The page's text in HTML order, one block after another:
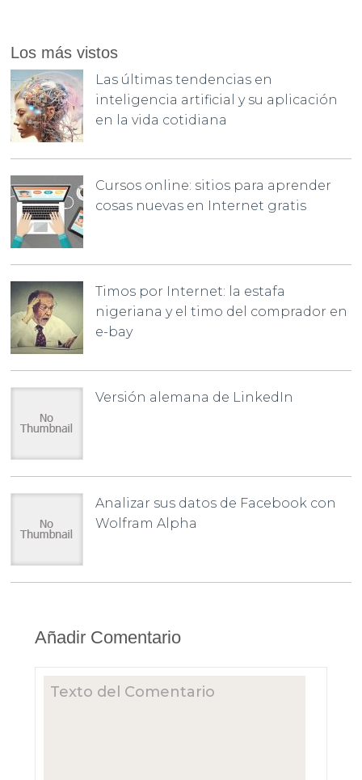
Los más vistos
Las últimas tendencias en
inteligencia artificial y su aplicación
en la vida cotidiana
Cursos online: sitios para aprender
cosas nuevas en Internet gratis
Timos por Internet: la estafa
nigeriana y el timo del comprador en
e-bay
Versión alemana de LinkedIn
Analizar sus datos de Facebook con
Wolfram Alpha
Añadir Comentario